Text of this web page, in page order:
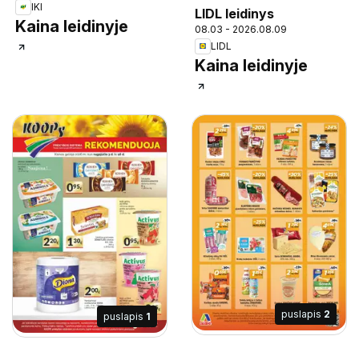
IKI
Kaina leidinyje
LIDL leidinys
08.03 - 2026.08.09
LIDL
Kaina leidinyje
puslapis 1 puslapis 2